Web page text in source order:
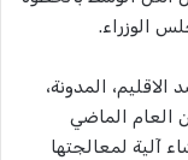
الوزراء.
المدونة،
العام الماضي
آلية لمعالجتها